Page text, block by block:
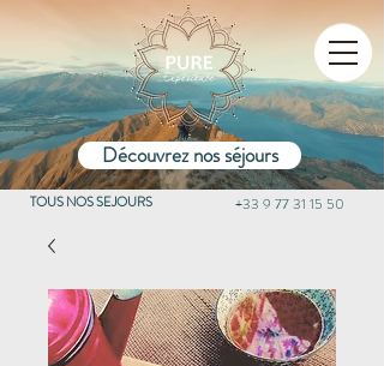
Découvrez nos séjours
+33 9 77 31 15 50
TOUS NOS SEJOURS